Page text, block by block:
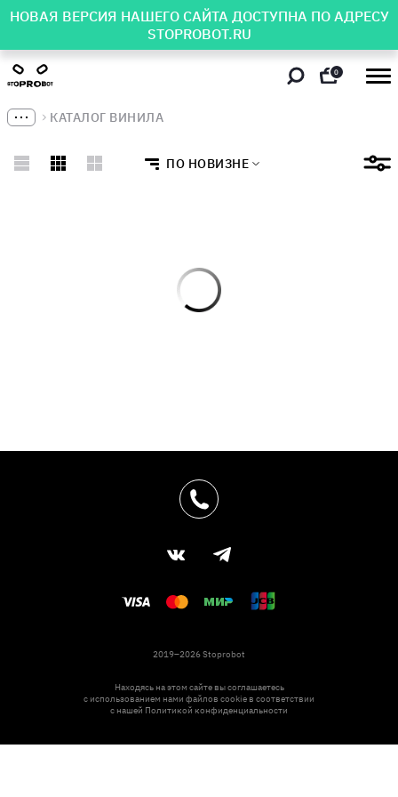
НОВАЯ ВЕРСИЯ НАШЕГО САЙТА ДОСТУПНА ПО АДРЕСУ
STOPROBOT.RU
0
КАТАЛОГ ВИНИЛА
ПО НОВИЗНЕ
2019–2026 Stoprobot
Находясь на этом сайте вы соглашаетесь
с использованием нами файлов cookie в соответствии
с нашей Политикой конфиденциальности